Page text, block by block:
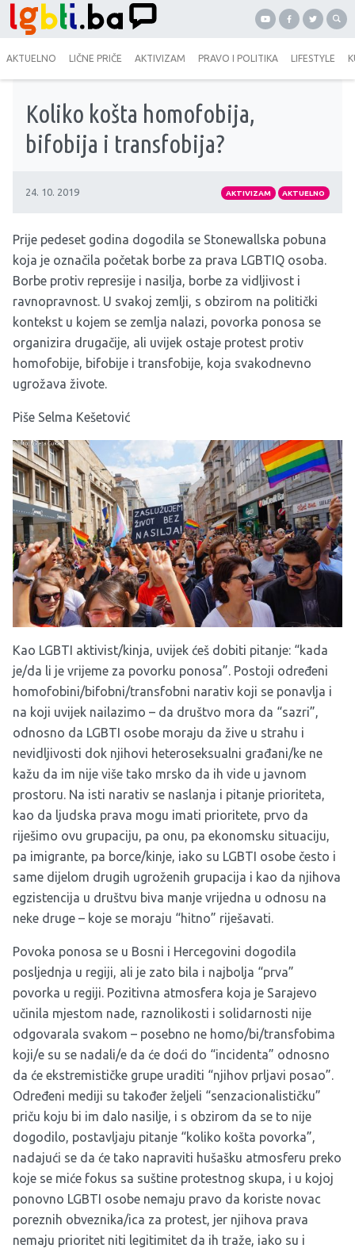
AKTUELNO LIČNE PRIČE AKTIVIZAM PRAVO I POLITIKA LIFESTYLE
Koliko košta homofobija,
bifobija i transfobija?
24. 10. 2019 AKTIVIZAM AKTUELNO
Prije pedeset godina dogodila se Stonewallska pobuna
koja je označila početak borbe za prava LGBTIQ osoba.
Borbe protiv represije i nasilja, borbe za vidljivost i
ravnopravnost. U svakoj zemlji, s obzirom na politički
kontekst u kojem se zemlja nalazi, povorka ponosa se
organizira drugačije, ali uvijek ostaje protest protiv
homofobije, bifobije i transfobije, koja svakodnevno
ugrožava živote.
Piše Selma Kešetović
Kao LGBTI aktivist/kinja, uvijek ćeš dobiti pitanje: “kada
je/da li je vrijeme za povorku ponosa”. Postoji određeni
homofobini/bifobni/transfobni narativ koji se ponavlja i
na koji uvijek nailazimo – da društvo mora da “sazri”,
odnosno da LGBTI osobe moraju da žive u strahu i
nevidljivosti dok njihovi heteroseksualni građani/ke ne
kažu da im nije više tako mrsko da ih vide u javnom
prostoru. Na isti narativ se naslanja i pitanje prioriteta,
kao da ljudska prava mogu imati prioritete, prvo da
riješimo ovu grupaciju, pa onu, pa ekonomsku situaciju,
pa imigrante, pa borce/kinje, iako su LGBTI osobe često i
same dijelom drugih ugroženih grupacija i kao da njihova
egzistencija u društvu biva manje vrijedna u odnosu na
neke druge – koje se moraju “hitno” riješavati.
Povoka ponosa se u Bosni i Hercegovini dogodila
posljednja u regiji, ali je zato bila i najbolja “prva”
povorka u regiji. Pozitivna atmosfera koja je Sarajevo
učinila mjestom nade, raznolikosti i solidarnosti nije
odgovarala svakom – posebno ne homo/bi/transfobima
koji/e su se nadali/e da će doći do “incidenta” odnosno
da će ekstremističke grupe uraditi “njihov prljavi posao”.
Određeni mediji su također željeli “senzacionalističku”
priču koju bi im dalo nasilje, i s obzirom da se to nije
dogodilo, postavljaju pitanje “koliko košta povorka”,
nadajući se da će tako napraviti hušašku atmosferu preko
koje se miće fokus sa suštine protestnog skupa, i u kojoj
ponovno LGBTI osobe nemaju pravo da koriste novac
poreznih obveznika/ica za protest, jer njihova prava
nemaju prioritet niti legitimitet da ih traže, iako su i